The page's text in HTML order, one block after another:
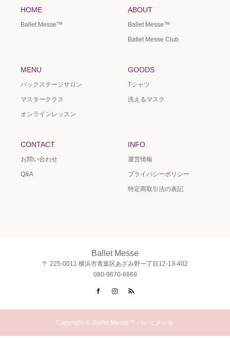
HOME
Ballet Messe™️
ABOUT
Ballet Messe™️
Ballet Messe Club
MENU
バックステージサロン
マスタークラス
オンラインレッスン
GOODS
Tシャツ
洗えるマスク
CONTACT
お問い合わせ
Q&A
INFO
運営情報
プライバシーポリシー
特定商取引法の表記
Ballet Messe
〒 225-0011 横浜市青葉区あざみ野一丁目12-13-402
080-9670-6669
FacebookInstagram
Copyright © Ballet Messe™ バレエメッセ